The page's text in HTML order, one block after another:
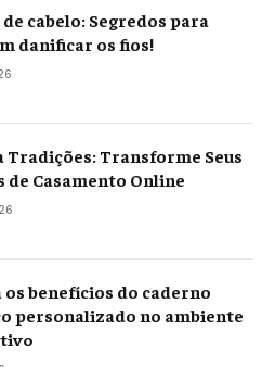
cabelo: Segredos para
danificar os fios!
Tradições: Transforme Seus
de Casamento Online
os benefícios do caderno
personalizado no ambiente